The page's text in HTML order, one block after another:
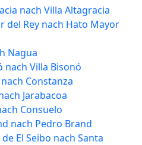
nach Villa Altagracia
del Rey nach Hato Mayor
Nagua
nach Villa Bisonó
Constanza
Jarabacoa
Consuelo
nach Pedro Brand
El Seibo nach Santa